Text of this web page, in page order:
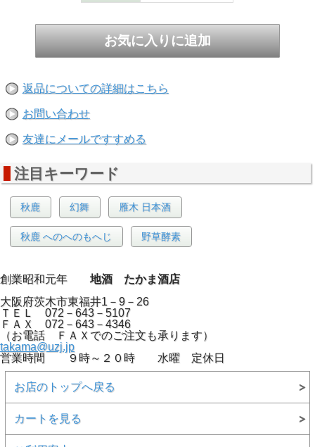
返品についての詳細はこちら
お問い合わせ
友達にメールですすめる
注目キーワード
秋鹿 幻舞 雁木 日本酒
秋鹿 へのへのもへじ 野草酵素
創業昭和元年 地酒 たかま酒店
大阪府茨木市東福井1－9－26
ＴＥＬ 072－643－5107
ＦＡＸ 072－643－4346
（お電話 ＦＡＸでのご注文も承ります）
takama@uzj.jp
営業時間 ９時～２０時 水曜 定休日
お店のトップへ戻る
カートを見る